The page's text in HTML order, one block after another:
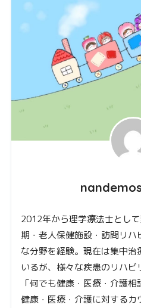
2012年から理学療法士とし
期・老人保健施設・訪問リハ
な分野を経験。現在は集中
いるが、様々な疾患のリハビ
「何でも健康・医療・介護相
健康・医療・介護に対する